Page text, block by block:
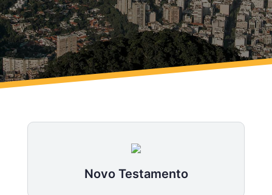
Novo Testamento